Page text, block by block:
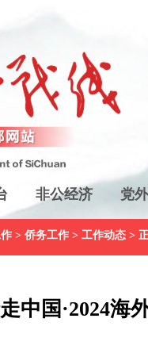
非公经济 党
> 侨务工作 > 工作动态 >
中国·2024海